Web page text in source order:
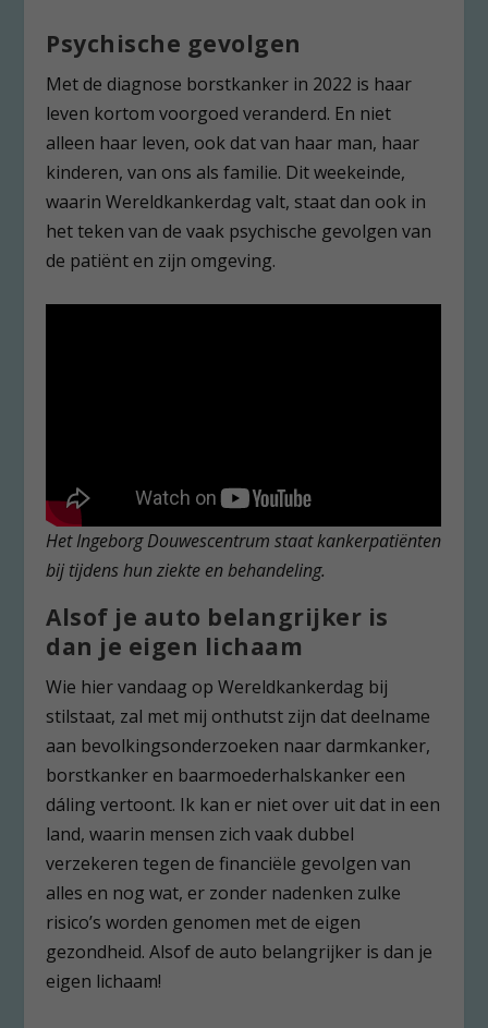
Psychische gevolgen
Met de diagnose borstkanker in 2022 is haar
leven kortom voorgoed veranderd. En niet
alleen haar leven, ook dat van haar man, haar
kinderen, van ons als familie. Dit weekeinde,
waarin Wereldkankerdag valt, staat dan ook in
het teken van de vaak psychische gevolgen van
de patiënt en zijn omgeving.
Het Ingeborg Douwescentrum staat kankerpatiënten
bij tijdens hun ziekte en behandeling.
Alsof je auto belangrijker is
dan je eigen lichaam
Wie hier vandaag op Wereldkankerdag bij
stilstaat, zal met mij onthutst zijn dat deelname
aan bevolkingsonderzoeken naar darmkanker,
borstkanker en baarmoederhalskanker een
dáling vertoont. Ik kan er niet over uit dat in een
land, waarin mensen zich vaak dubbel
verzekeren tegen de financiële gevolgen van
alles en nog wat, er zonder nadenken zulke
risico’s worden genomen met de eigen
gezondheid. Alsof de auto belangrijker is dan je
eigen lichaam!